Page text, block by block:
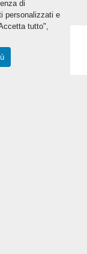
di
personalizzati e
tutto",